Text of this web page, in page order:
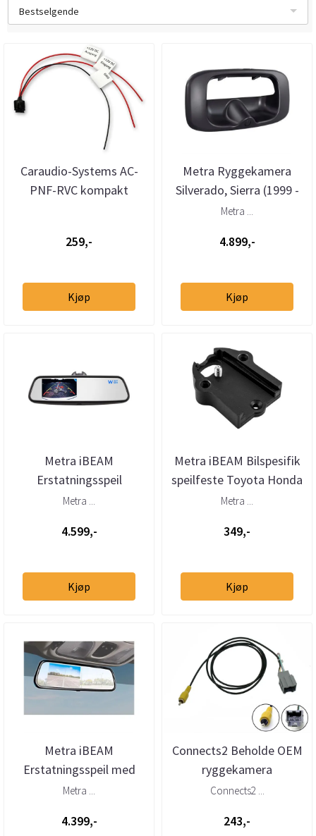
Bestselgende
Caraudio-Systems AC-
PNF-RVC kompakt
259,-
Kjøp
Metra Ryggekamera
Silverado, Sierra (1999 -
2006)
Metra ...
4.899,-
Kjøp
Metra iBEAM
Erstatningsspeil
m/skjerm og kompass
Metra ...
4.599,-
Kjøp
Metra iBEAM Bilspesifik
speilfeste Toyota Honda
Ford Hyundai Kia
Metra ...
349,-
Kjøp
Metra iBEAM
Erstatningsspeil med
innebygget skjerm
Metra ...
4.399,-
Connects2 Beholde OEM
ryggekamera
Chevrolet/GMC (2015 -->)
Connects2 ...
243,-